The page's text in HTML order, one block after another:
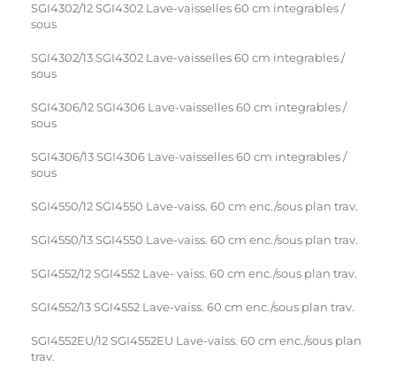
SGI4302/12 SGI4302 Lave-vaisselles 60 cm integrables /
sous
SGI4302/13 SGI4302 Lave-vaisselles 60 cm integrables /
sous
SGI4306/12 SGI4306 Lave-vaisselles 60 cm integrables /
sous
SGI4306/13 SGI4306 Lave-vaisselles 60 cm integrables /
sous
SGI4550/12 SGI4550 Lave-vaiss. 60 cm enc./sous plan trav.
SGI4550/13 SGI4550 Lave-vaiss. 60 cm enc./sous plan trav.
SGI4552/12 SGI4552 Lave- vaiss. 60 cm enc./sous plan trav.
SGI4552/13 SGI4552 Lave-vaiss. 60 cm enc./sous plan trav.
SGI4552EU/12 SGI4552EU Lave-vaiss. 60 cm enc./sous plan
trav.